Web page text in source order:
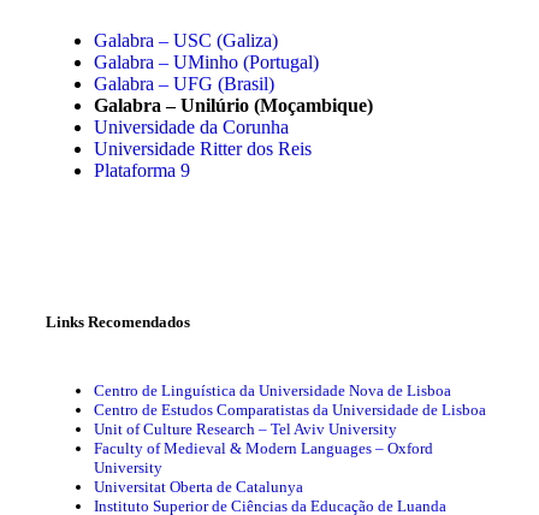
Galabra – USC (Galiza)
Galabra – UMinho (Portugal)
Galabra – UFG (Brasil)
Galabra – Unilúrio (Moçambique)
Universidade da Corunha
Universidade Ritter dos Reis
Plataforma 9
Links Recomendados
Centro de Linguística da Universidade Nova de Lisboa
Centro de Estudos Comparatistas da Universidade de Lisboa
Unit of Culture Research – Tel Aviv University
Faculty of Medieval & Modern Languages – Oxford
University
Universitat Oberta de Catalunya
Instituto Superior de Ciências da Educação de Luanda